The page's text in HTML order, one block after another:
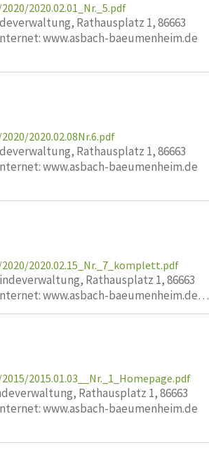
2020.02.01_Nr._5.pdf
Rathausplatz 1, 86663
www.asbach-baeumenheim.de
2020.02.08Nr.6.pdf
Rathausplatz 1, 86663
www.asbach-baeumenheim.de
2020.02.15_Nr._7_komplett.pdf
Rathausplatz 1, 86663
Internet: www.asbach-baeumenheim.de…
2015.01.03__Nr._1_Homepage.pdf
Rathausplatz 1, 86663
www.asbach-baeumenheim.de